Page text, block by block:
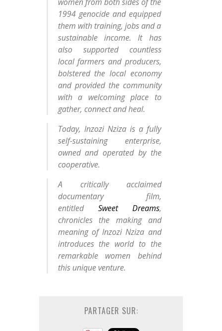
1994 genocide and equipped
them with training, jobs and a
sustainable income. It has
also supported countless
local farmers and producers,
bolstered the local economy
and provided the community
with a welcoming place to
gather, connect and heal.
Today, Inzozi Nziza is a fully
self-sustaining enterprise,
owned and operated by the
cooperative.
A critically acclaimed
documentary film,
entitled Sweet Dreams,
chronicles the making and
meaning of Inzozi Nziza and
introduces the world to the
remarkable women behind
this unique venture.
PARTAGER SUR: